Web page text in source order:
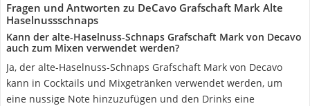
Fragen und Antworten zu DeCavo Grafschaft Mark Alte
Haselnussschnaps
Kann der alte-Haselnuss-Schnaps Grafschaft Mark von Decavo
auch zum Mixen verwendet werden?
Ja, der alte-Haselnuss-Schnaps Grafschaft Mark von Decavo
kann in Cocktails und Mixgetränken verwendet werden, um
eine nussige Note hinzuzufügen und den Drinks eine